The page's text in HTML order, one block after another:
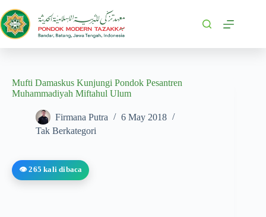
Mufti Damaskus Kunjungi Pondok Pesantren
Muhammadiyah Miftahul Ulum
Firmana Putra
6 May 2018
Tak Berkategori
👁️ 265 kali dibaca